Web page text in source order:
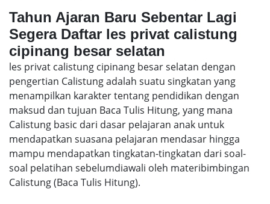
Tahun Ajaran Baru Sebentar Lagi
Segera Daftar les privat calistung
cipinang besar selatan
les privat calistung cipinang besar selatan dengan
pengertian Calistung adalah suatu singkatan yang
menampilkan karakter tentang pendidikan dengan
maksud dan tujuan Baca Tulis Hitung, yang mana
Calistung basic dari dasar pelajaran anak untuk
mendapatkan suasana pelajaran mendasar hingga
mampu mendapatkan tingkatan-tingkatan dari soal-
soal pelatihan sebelumdiawali oleh materibimbingan
Calistung (Baca Tulis Hitung).